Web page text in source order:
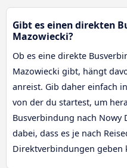
Gibt es einen direkten
Mazowiecki?
Ob es eine direkte
Mazowiecki gibt, hängt
anreist. Gib daher einfach
von der du startest, um
Busverbindung nach Nowy
dabei, dass es je nach
Direktverbindungen geben